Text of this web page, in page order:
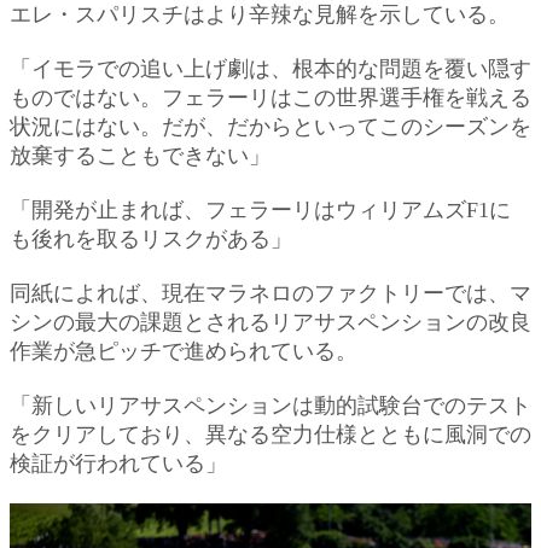
エレ・スパリスチはより辛辣な見解を示している。
「イモラでの追い上げ劇は、根本的な問題を覆い隠す
ものではない。フェラーリはこの世界選手権を戦える
状況にはない。だが、だからといってこのシーズンを
放棄することもできない」
「開発が止まれば、フェラーリはウィリアムズF1に
も後れを取るリスクがある」
同紙によれば、現在マラネロのファクトリーでは、マ
シンの最大の課題とされるリアサスペンションの改良
作業が急ピッチで進められている。
「新しいリアサスペンションは動的試験台でのテスト
をクリアしており、異なる空力仕様とともに風洞での
検証が行われている」